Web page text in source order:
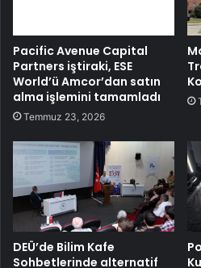
Pacific Avenue Capital
Partners iştiraki, ESE
World’ü Amcor’dan satın
alma işlemini tamamladı
Temmuz 23, 2026
DEÜ’de Bilim Kafe
Sohbetlerinde alternatif